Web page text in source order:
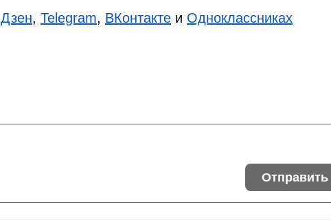
Дзен, Telegram, ВКонтакте и Одноклассниках
Отправить